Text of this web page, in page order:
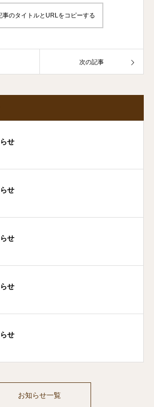
事のタイトルとURLをコピーする
次の記事
せ
せ
せ
せ
せ
お知らせ一覧